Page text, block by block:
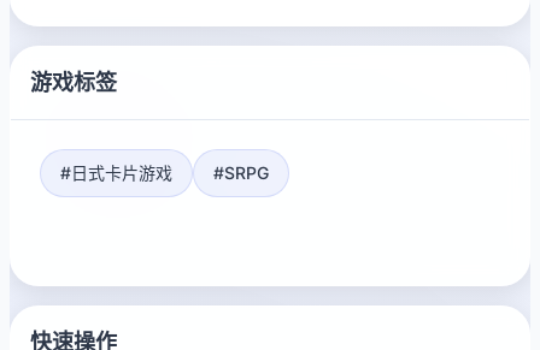
游戏标签
#日式卡片游戏 #SRPG
快速操作